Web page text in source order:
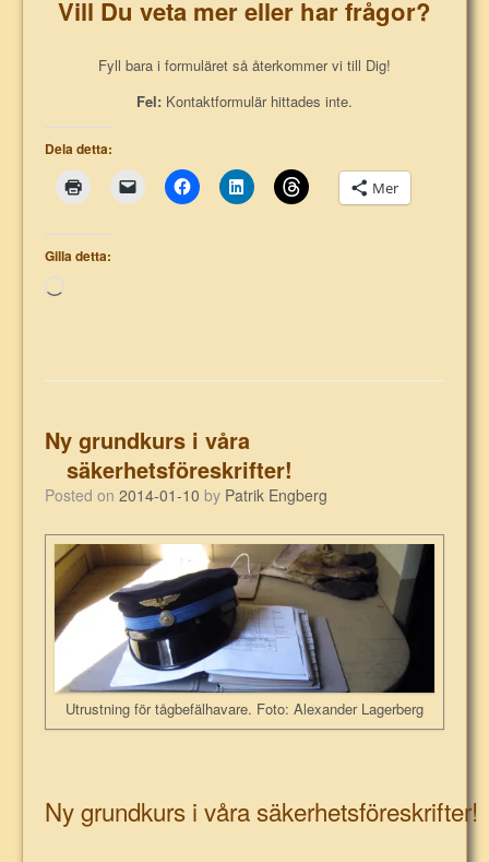
Vill Du veta mer eller har frågor?
Fyll bara i formuläret så återkommer vi till Dig!
Fel: Kontaktformulär hittades inte.
Dela detta:
Mer
Gilla detta:
Laddar
Ny grundkurs i våra
säkerhetsföreskrifter!
Posted on 2014-01-10 by Patrik Engberg
Utrustning för tågbefälhavare. Foto: Alexander Lagerberg
Ny grundkurs i våra säkerhetsföreskrifter!